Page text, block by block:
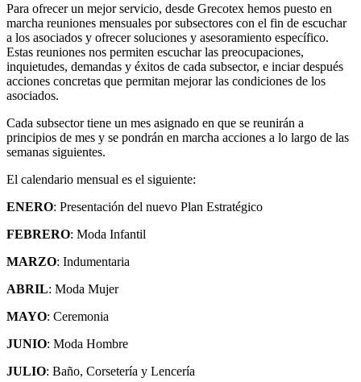
Para ofrecer un mejor servicio, desde Grecotex hemos puesto en
marcha reuniones mensuales por subsectores con el fin de escuchar
a los asociados y ofrecer soluciones y asesoramiento específico.
Estas reuniones nos permiten escuchar las preocupaciones,
inquietudes, demandas y éxitos de cada subsector, e inciar después
acciones concretas que permitan mejorar las condiciones de los
asociados.
Cada subsector tiene un mes asignado en que se reunirán a
principios de mes y se pondrán en marcha acciones a lo largo de las
semanas siguientes.
El calendario mensual es el siguiente:
ENERO: Presentación del nuevo Plan Estratégico
FEBRERO: Moda Infantil
MARZO: Indumentaria
ABRIL: Moda Mujer
MAYO: Ceremonia
JUNIO: Moda Hombre
JULIO: Baño, Corsetería y Lencería